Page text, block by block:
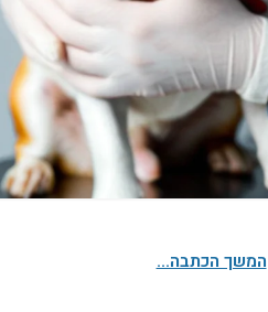
המשך הכתבה...